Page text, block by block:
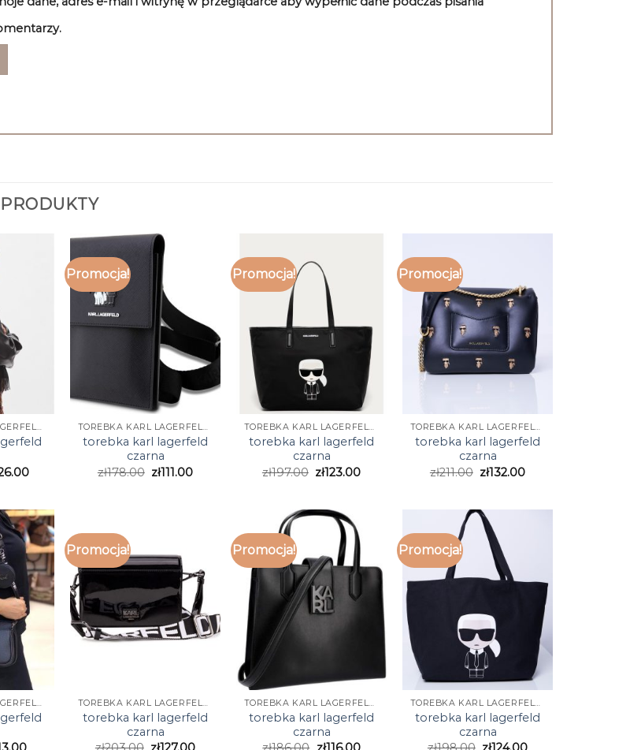
TOREBKA KARL LAGERFELD CZARNA
Promocja!
TOREBKA KARL LAGERFELD CZARNA
torebka karl lagerfeld
czarna
zł178.00 zł111.00
Promocja!
TOREBKA KARL LAGERFELD CZARNA
torebka karl lagerfeld
czarna
zł197.00 zł123.00
Promocja!
TOREBKA KARL LAGERFELD CZARNA
torebka karl lagerfeld
czarna
zł211.00 zł132.00
TOREBKA KARL LAGERFELD CZARNA
Promocja!
TOREBKA KARL LAGERFELD CZARNA
torebka karl lagerfeld
czarna
Promocja!
TOREBKA KARL LAGERFELD CZARNA
torebka karl lagerfeld
czarna
Promocja!
TOREBKA KARL LAGERFELD CZARNA
torebka karl lagerfeld
czarna